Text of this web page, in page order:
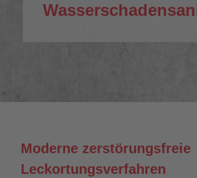
Moderne zerstörungsfreie
Leckortungsverfahren